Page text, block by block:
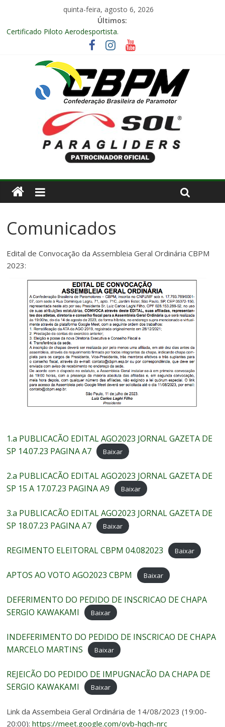
quinta-feira, agosto 6, 2026
Últimos:
Certificado Piloto Aerodesportista.
Encontro Nacional de Aerodesporto no Arraiá Aéreo realizado
no Aeroclube de Bauru – SP.
Anuidade 2026
Arraiá Aéreo 2025 em Bauru – SP
Decisão Nº 675, 16 anos.
Comunicados
Edital de Convocação da Assembleia Geral Ordinária CBPM
2023:
1.a PUBLICACÃO EDITAL AGO2023 JORNAL GAZETA DE
SP 14.07.23 PAGINA A7
Baixar
2.a PUBLICACÃO EDITAL AGO2023 JORNAL GAZETA DE
SP 15 A 17.07.23 PAGINA A9
Baixar
3.a PUBLICACÃO EDITAL AGO2023 JORNAL GAZETA DE
SP 18.07.23 PAGINA A7
Baixar
REGIMENTO ELEITORAL CBPM 04.082023 Baixar
APTOS AO VOTO AGO2023 CBPM Baixar
DEFERIMENTO DO PEDIDO DE INSCRICAO DE CHAPA
SERGIO KAWAKAMI
Baixar
INDEFERIMENTO DO PEDIDO DE INSCRICAO DE CHAPA
MARCELO MARTINS
Baixar
REJEICÃO DO PEDIDO DE IMPUGNACÃO DA CHAPA DE
SERGIO KAWAKAMI
Baixar
Link da Assembeia Geral Ordinária de 14/08/2023 (19:00-
20:00):https://meet.google.com/ovb-hqch-nrc